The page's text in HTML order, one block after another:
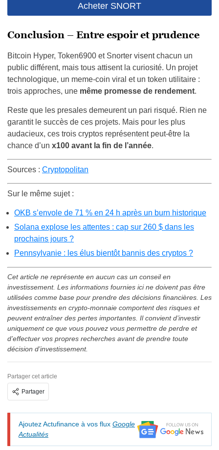
Acheter SNORT
Conclusion – Entre espoir et prudence
Bitcoin Hyper, Token6900 et Snorter visent chacun un
public différent, mais tous attisent la curiosité. Un projet
technologique, un meme-coin viral et un token utilitaire :
trois approches, une même promesse de rendement.
Reste que les presales demeurent un pari risqué. Rien ne
garantit le succès de ces projets. Mais pour les plus
audacieux, ces trois cryptos représentent peut-être la
chance d’un x100 avant la fin de l’année.
Sources : Cryptopolitan
Sur le même sujet :
OKB s’envole de 71 % en 24 h après un burn historique
Solana explose les attentes : cap sur 260 $ dans les
prochains jours ?
Pennsylvanie : les élus bientôt bannis des cryptos ?
Cet article ne représente en aucun cas un conseil en
investissement. Les informations fournies ici ne doivent pas être
utilisées comme base pour prendre des décisions financières. Les
investissements en crypto-monnaie comportent des risques et
peuvent entraîner des pertes importantes. Il convient d’investir
uniquement ce que vous pouvez vous permettre de perdre et
d’effectuer vos propres recherches avant de prendre toute
décision d’investissement.
Partager cet article
Partager
Ajoutez Actufinance à vos flux Google
Actualités